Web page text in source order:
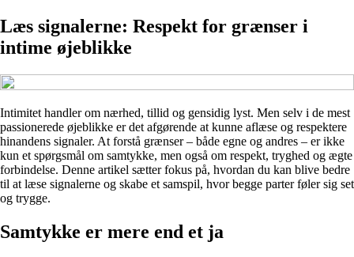
Læs signalerne: Respekt for grænser i
intime øjeblikke
Intimitet handler om nærhed, tillid og gensidig lyst. Men selv i de mest
passionerede øjeblikke er det afgørende at kunne aflæse og respektere
hinandens signaler. At forstå grænser – både egne og andres – er ikke
kun et spørgsmål om samtykke, men også om respekt, tryghed og ægte
forbindelse. Denne artikel sætter fokus på, hvordan du kan blive bedre
til at læse signalerne og skabe et samspil, hvor begge parter føler sig set
og trygge.
Samtykke er mere end et ja